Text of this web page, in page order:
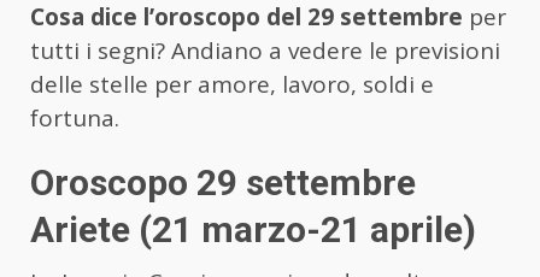
Cosa dice l’oroscopo del 29 settembre per
tutti i segni? Andiano a vedere le previsioni
delle stelle per amore, lavoro, soldi e
fortuna.
Oroscopo 29 settembre
Ariete (21 marzo-21 aprile)